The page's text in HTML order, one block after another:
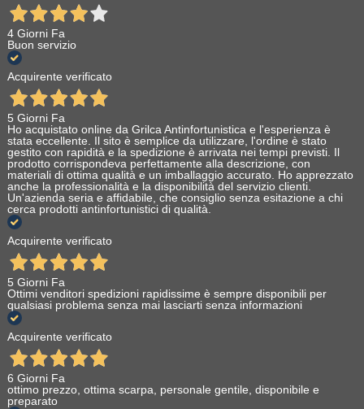
4 Giorni Fa
Buon servizio
Acquirente verificato
5 Giorni Fa
Ho acquistato online da Grilca Antinfortunistica e l'esperienza è
stata eccellente. Il sito è semplice da utilizzare, l'ordine è stato
gestito con rapidità e la spedizione è arrivata nei tempi previsti. Il
prodotto corrispondeva perfettamente alla descrizione, con
materiali di ottima qualità e un imballaggio accurato. Ho apprezzato
anche la professionalità e la disponibilità del servizio clienti.
Un'azienda seria e affidabile, che consiglio senza esitazione a chi
cerca prodotti antinfortunistici di qualità.
Acquirente verificato
5 Giorni Fa
Ottimi venditori spedizioni rapidissime è sempre disponibili per
qualsiasi problema senza mai lasciarti senza informazioni
Acquirente verificato
6 Giorni Fa
ottimo prezzo, ottima scarpa, personale gentile, disponibile e
preparato